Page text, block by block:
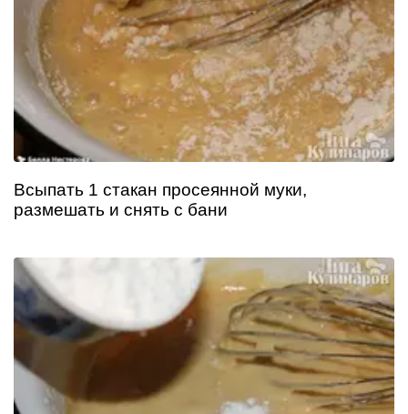
Всыпать 1 стакан просеянной муки,
размешать и снять с бани